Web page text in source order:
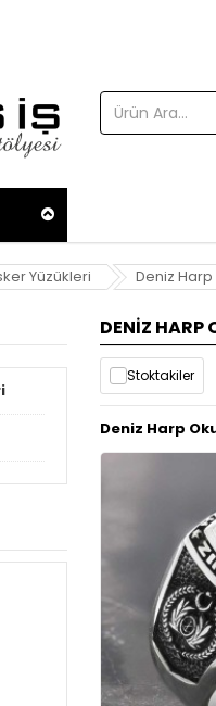
Yüzükleri Deniz Harp
DENIZ HARP
Stoktakiler
Deniz Harp